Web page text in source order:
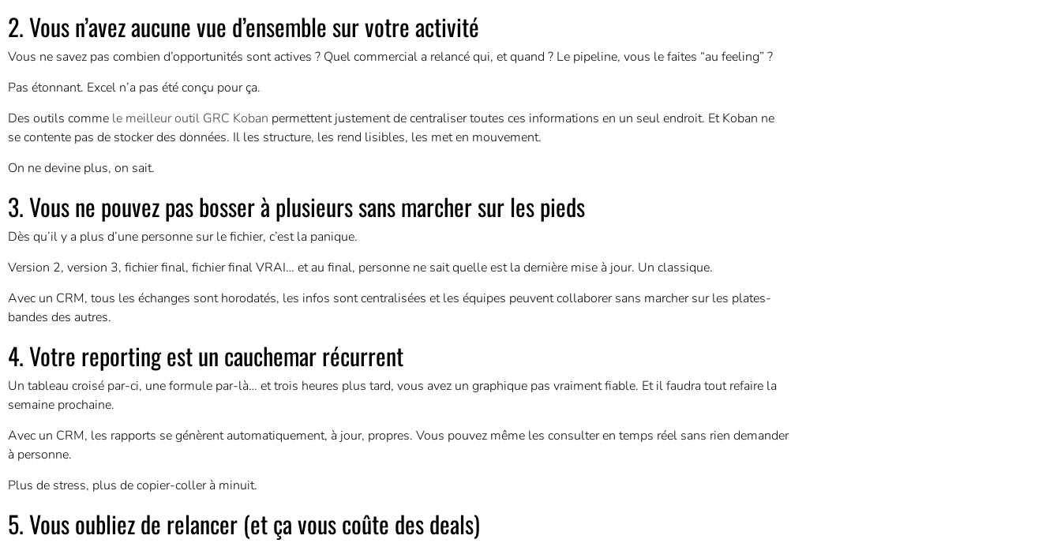
2. Vous n’avez aucune vue d’ensemble sur votre activité
Vous ne savez pas combien d’opportunités sont actives ? Quel commercial a relancé qui, et quand ? Le pipeline, vous le faites “au feeling” ?
Pas étonnant. Excel n’a pas été conçu pour ça.
Des outils comme le meilleur outil GRC Koban permettent justement de centraliser toutes ces informations en un seul endroit. Et Koban ne
se contente pas de stocker des données. Il les structure, les rend lisibles, les met en mouvement.
On ne devine plus, on sait.
3. Vous ne pouvez pas bosser à plusieurs sans marcher sur les pieds
Dès qu’il y a plus d’une personne sur le fichier, c’est la panique.
Version 2, version 3, fichier final, fichier final VRAI… et au final, personne ne sait quelle est la dernière mise à jour. Un classique.
Avec un CRM, tous les échanges sont horodatés, les infos sont centralisées et les équipes peuvent collaborer sans marcher sur les plates-
bandes des autres.
4. Votre reporting est un cauchemar récurrent
Un tableau croisé par-ci, une formule par-là… et trois heures plus tard, vous avez un graphique pas vraiment fiable. Et il faudra tout refaire la
semaine prochaine.
Avec un CRM, les rapports se génèrent automatiquement, à jour, propres. Vous pouvez même les consulter en temps réel sans rien demander
à personne.
Plus de stress, plus de copier-coller à minuit.
5. Vous oubliez de relancer (et ça vous coûte des deals)